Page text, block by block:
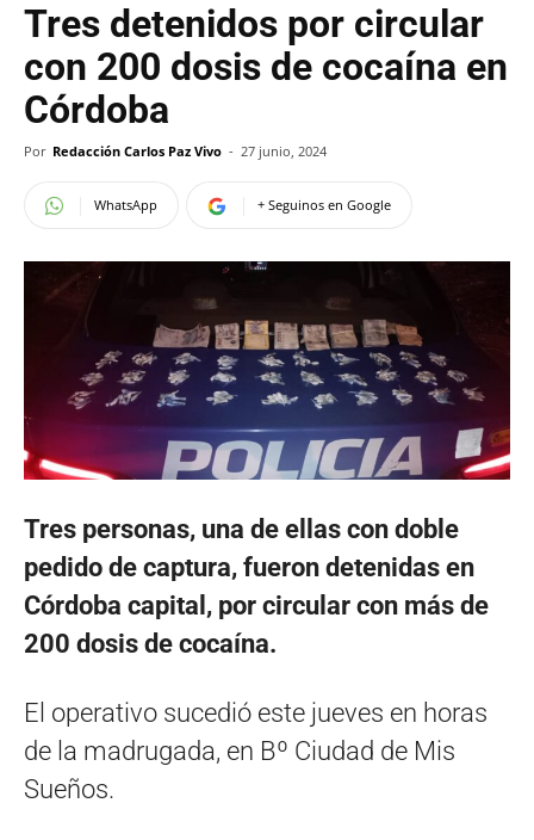
Tres detenidos por circular
con 200 dosis de cocaína en
Córdoba
Por Redacción Carlos Paz Vivo - 27 junio, 2024
WhatsApp + Seguinos en Google
Tres personas, una de ellas con doble
pedido de captura, fueron detenidas en
Córdoba capital, por circular con más de
200 dosis de cocaína.
El operativo sucedió este jueves en horas
de la madrugada, en Bº Ciudad de Mis
Sueños.